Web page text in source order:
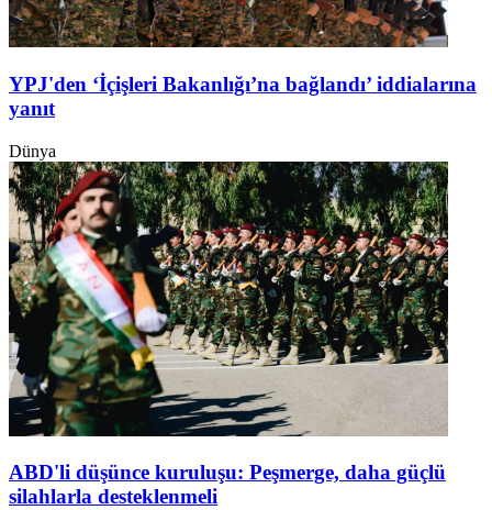
YPJ'den ‘İçişleri Bakanlığı’na bağlandı’ iddialarına
yanıt
Dünya
ABD'li düşünce kuruluşu: Peşmerge, daha güçlü
silahlarla desteklenmeli